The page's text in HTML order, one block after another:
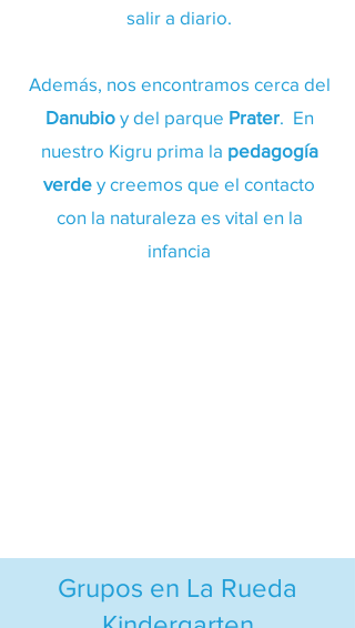
salir a diario.
Además, nos encontramos cerca del
Danubio y del parque Prater. En
nuestro Kigru prima la pedagogía
verde y creemos que el contacto
con la naturaleza es vital en la
infancia
Grupos en La Rueda